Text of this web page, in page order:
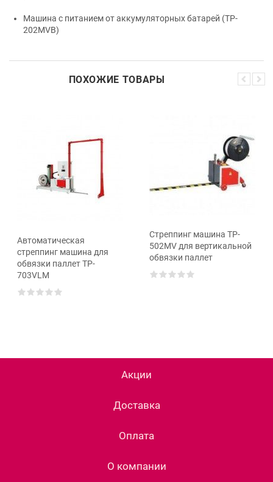
Машина с питанием от аккумуляторных батарей (TP-
202MVB)
ПОХОЖИЕ ТОВАРЫ
Автоматическая
cтреппинг машина для
обвязки паллет TP-
703VLM
Cтреппинг машина TP-
502MV для вертикальной
обвязки паллет
Акции
Доставка
Оплата
О компании